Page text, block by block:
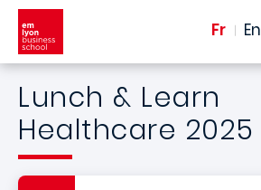
Aller au contenu principal
Fr En
Lunch & Learn
Healthcare 2025